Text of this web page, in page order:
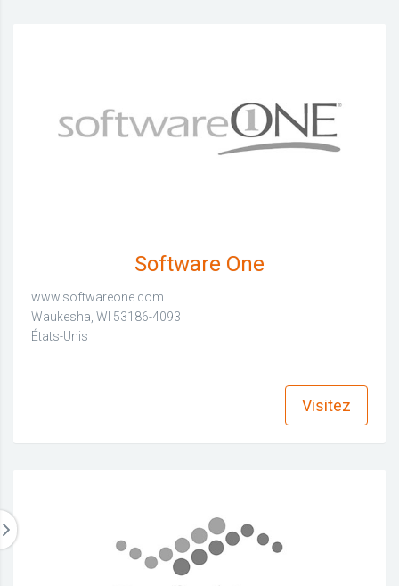
Software One
www.softwareone.com
Waukesha, WI 53186-4093
États-Unis
Visitez